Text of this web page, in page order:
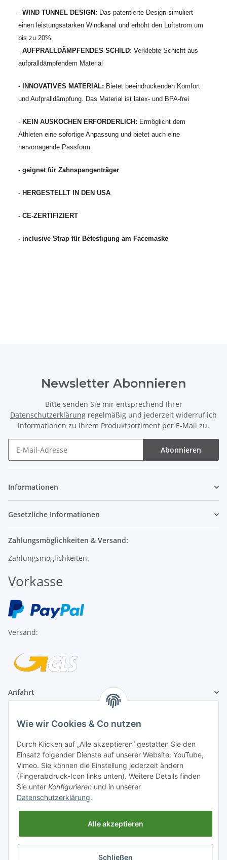
- WIND TUNNEL DESIGN: Das patentierte Design simuliert
einen leistungsstarken Windkanal und erhöht den Luftstrom um
bis zu 20%
- AUFPRALLDÄMPFENDES SCHILD: Verklebte Schicht aus
aufpralldämpfendem Material
- INNOVATIVES MATERIAL: Bietet beeindruckenden Komfort
und Aufpralldämpfung. Das Material ist latex- und BPA-frei
- KEIN AUSKOCHEN ERFORDERLICH: Ermöglicht dem
Athleten eine sofortige Anpassung und bietet auch eine
hervorragende Passform
- geignet für Zahnspangenträger
- HERGESTELLT IN DEN USA
- CE-ZERTIFIZIERT
- inclusive Strap für Befestigung am Facemaske
Newsletter Abonnieren
Bitte senden Sie mir entsprechend Ihrer
Datenschutzerklärung regelmäßig und jederzeit widerruflich
Informationen zu Ihrem Produktsortiment per E-Mail zu.
Abonnieren
Informationen
Gesetzliche Informationen
Zahlungsmöglichkeiten & Versand:
Zahlungsmöglichkeiten:
Vorkasse
Versand:
Anfahrt
1A Football Angebote
1A-Football ist
registrierter Partner:
Wie wir Cookies & Co nutzen
Durch Klicken auf „Alle akzeptieren“ gestatten Sie den
Einsatz folgender Dienste auf unserer Website: YouTube,
Vimeo. Sie können die Einstellung jederzeit ändern
(Fingerabdruck-Icon links unten). Weitere Details finden
Sie unter Konfigurieren und in unserer
Datenschutzerklärung.
Alle akzeptieren
Schließen